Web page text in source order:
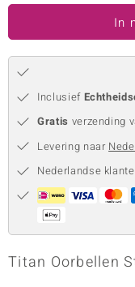
In
Inclusief
Gratis verzending
Levering naar
Nederlandse
Titan Oorbellen